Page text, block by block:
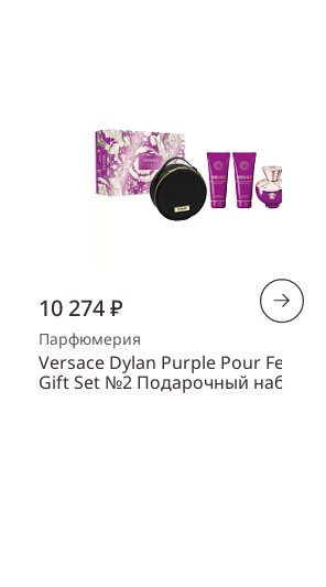
10 274 ₽
Парфюмерия
Versace Dylan Purple Pour Femme
Gift Set №2 Подарочный набор